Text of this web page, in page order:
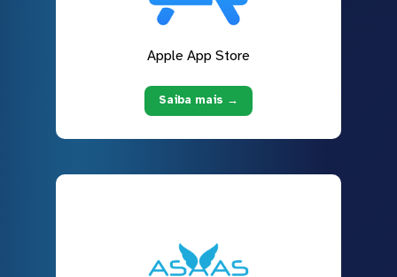
Apple App Store
Saiba mais →